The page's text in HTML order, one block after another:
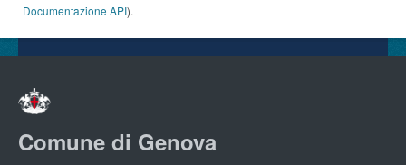
Documentazione API).
Comune di Genova